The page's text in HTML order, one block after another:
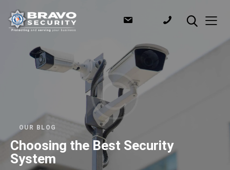
OUR BLOG
Choosing the Best Security
System